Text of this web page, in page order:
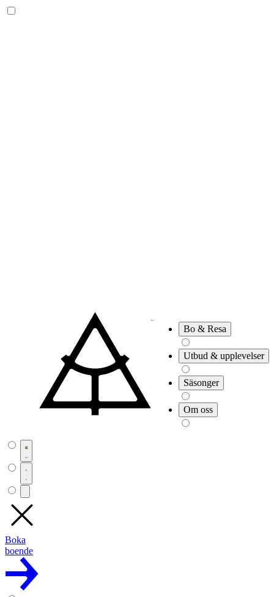
Bo & Resa
Utbud & upplevelser
Säsonger
Om oss
Boka
boende